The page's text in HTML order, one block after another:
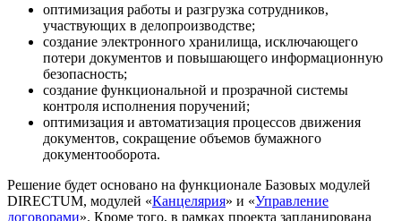
оптимизация работы и разгрузка сотрудников,
участвующих в делопроизводстве;
создание электронного хранилища, исключающего
потери документов и повышающего информационную
безопасность;
создание функциональной и прозрачной системы
контроля исполнения поручений;
оптимизация и автоматизация процессов движения
документов, сокращение объемов бумажного
документооборота.
Решение будет основано на функционале Базовых модулей
DIRECTUM, модулей «Канцелярия» и «Управление
договорами». Кроме того, в рамках проекта запланирована